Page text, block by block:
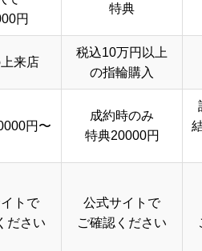
円
特典
来店
税込10万円以上
の指輪購入
円〜
成約時のみ
特典20000円
トで
ださい
公式サイトで
ご確認ください